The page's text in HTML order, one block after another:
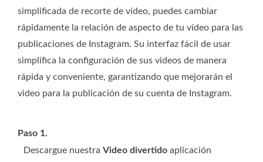
simplificada de recorte de vídeo, puedes cambiar
rápidamente la relación de aspecto de tu vídeo para las
publicaciones de Instagram. Su interfaz fácil de usar
simplifica la configuración de sus videos de manera
rápida y conveniente, garantizando que mejorarán el
video para la publicación de su cuenta de Instagram.
Paso 1.
Descargue nuestra Video divertido aplicación